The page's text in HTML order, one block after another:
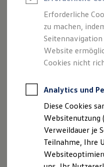
Leasing
Leasing-
Junge
Elektroauto
Leasing
Autokredit
Versicherungen
Kfz-
Garantien
Wartungsverträge
Geschäftskunden
Großkunden
Eine
neue
ID. Polo
Erforderliche
zu machen,
Website
Cookies nicht
Analytics und
Diese Cookies
Websitenutzung
Verweildauer je
Teilnahme, Ihre